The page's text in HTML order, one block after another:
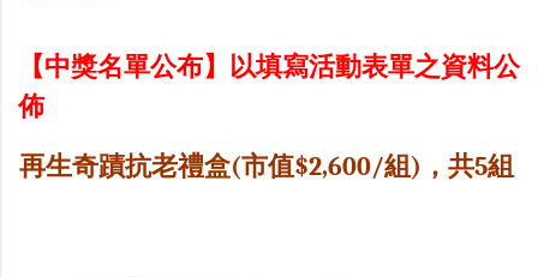
【中獎名單公布】以填寫活動表單之資料公
佈
再生奇蹟抗老禮盒(市值$2,600/組)，共5組